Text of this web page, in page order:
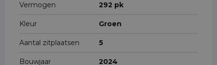
Vermogen 292 pk
Kleur Groen
Aantal zitplaatsen 5
Bouwjaar 2024